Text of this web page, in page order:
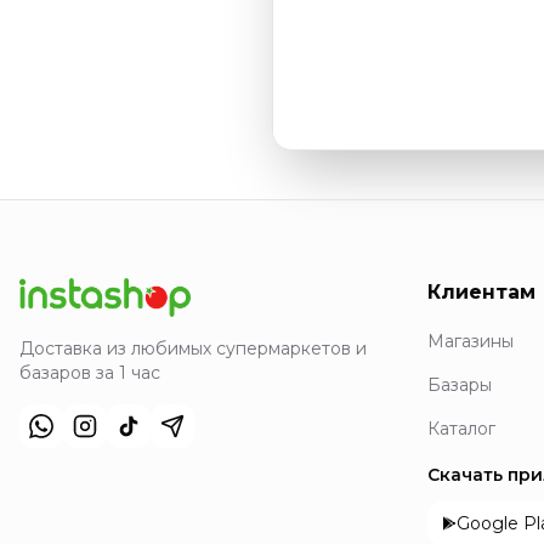
Доставка из любимых супермаркетов и
базаров за 1 час
Клиентам
Магазины
Базары
Каталог
Скачать
Google